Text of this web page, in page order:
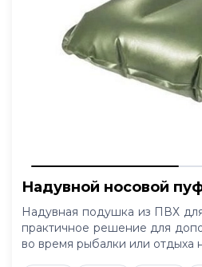
Надувной носовой
Надувная подушка из ПВХ
практичное решение для
во время рыбалки или отдыха